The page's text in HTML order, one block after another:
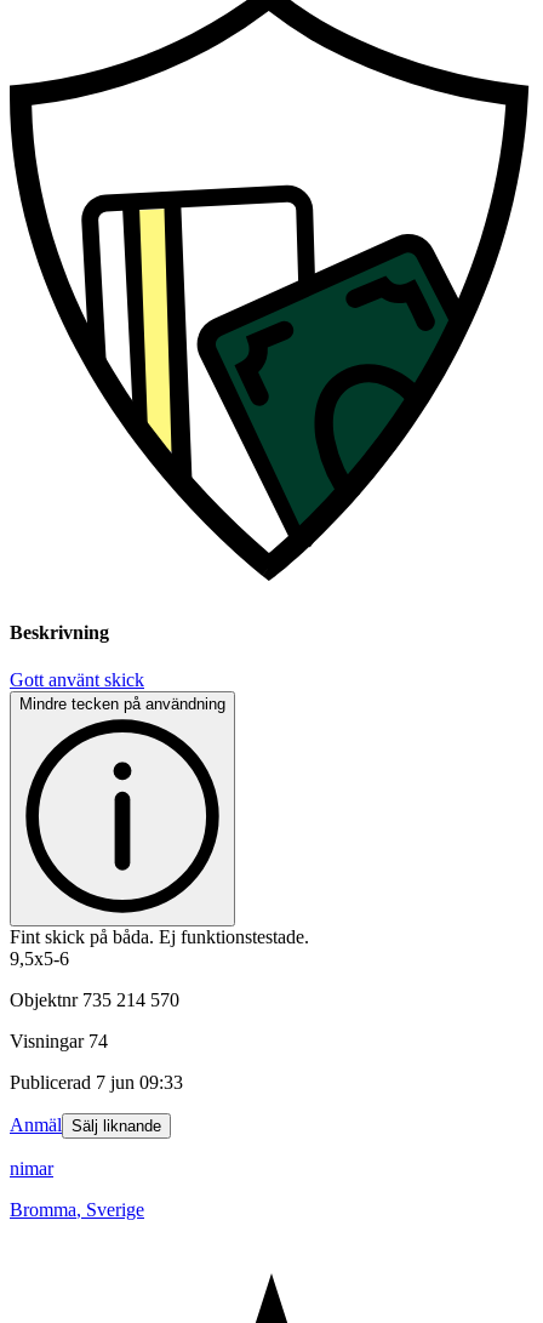
Beskrivning
Gott använt skick
Mindre tecken på användning
Fint skick på båda. Ej funktionstestade.
9,5x5-6
Objektnr 735 214 570
Visningar 74
Publicerad 7 jun 09:33
Anmäl Sälj liknande
nimar
Bromma, Sverige